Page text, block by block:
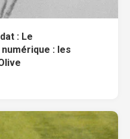
: Le
: les